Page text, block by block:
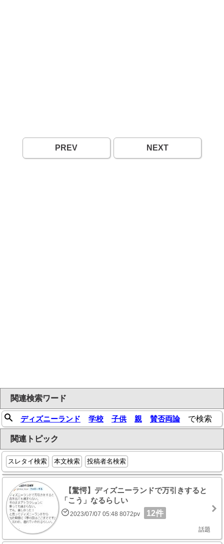
PREV NEXT
関連検索ワード
ディズニーランド 学校 子供 親 賛否両論で検索
関連トピック
スレタイ検索 本文検索 投稿者名検索
【驚愕】ディズニーランドで万引きすると
「こう」なるらしい
2023/07/07 05:48 8072pv 12件
話題